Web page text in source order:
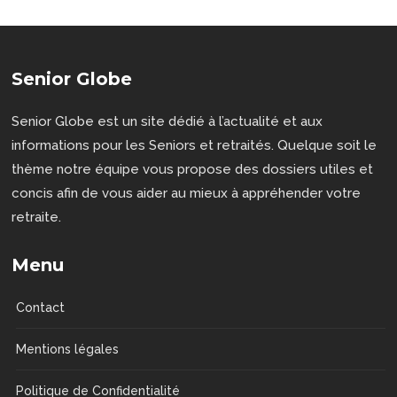
Senior Globe
Senior Globe est un site dédié à l’actualité et aux
informations pour les Seniors et retraités. Quelque soit le
thème notre équipe vous propose des dossiers utiles et
concis afin de vous aider au mieux à appréhender votre
retraite.
Menu
Contact
Mentions légales
Politique de Confidentialité